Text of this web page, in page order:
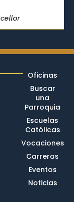
Oficinas
Buscar
una
Parroquia
Escuelas
Católicas
Vocaciones
Carreras
Eventos
Noticias